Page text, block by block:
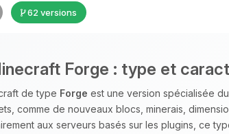
62 versions
Forge : type et
de type Forge est une version spécialisée
comme de nouveaux blocs, minerais,
aux serveurs basés sur les plugins, ce